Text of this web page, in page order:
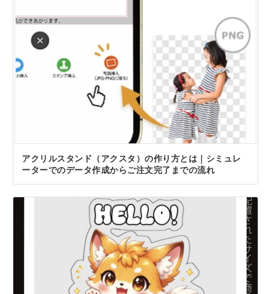
アクリルスタンド（アクスタ）の作り方とは｜シミュレ
ーターでのデータ作成からご注文完了までの流れ